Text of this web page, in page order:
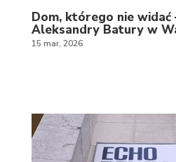
Dom, którego nie widać
Aleksandry Batury w
15 mar, 2026